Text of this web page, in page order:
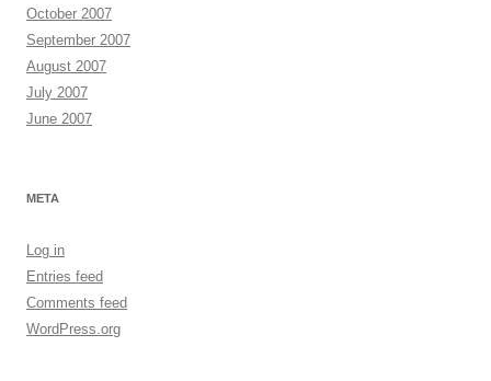
October 2007
September 2007
August 2007
July 2007
June 2007
META
Log in
Entries feed
Comments feed
WordPress.org